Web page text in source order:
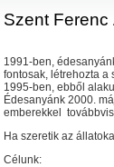
Szent Ferenc
1991-ben,
fontosak, létrehozta a
1995-ben, ebből
Édesanyánk 2000.
emberekkel
Ha szeretik az
Célunk: